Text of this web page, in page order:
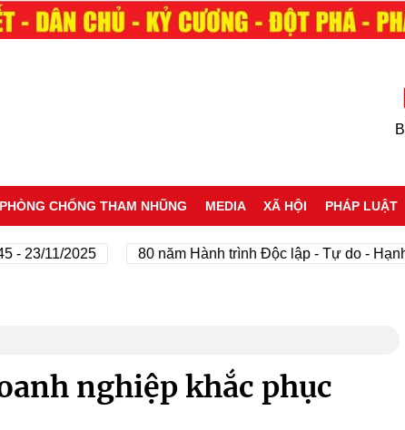
PHÒNG CHỐNG THAM NHŨNG MEDIA XÃ HỘI PHÁP LUẬT
11/2025 80 năm Hành trình Độc lập - Tự do - Hạnh
nghiệp khắc phục